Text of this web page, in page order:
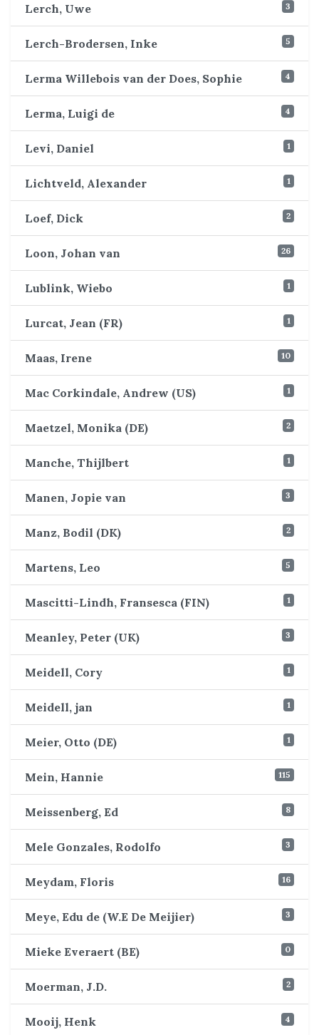
Lerch, Uwe 3
Lerch-Brodersen, Inke 5
Lerma Willebois van der Does, Sophie 4
Lerma, Luigi de 4
Levi, Daniel 1
Lichtveld, Alexander 1
Loef, Dick 2
Loon, Johan van 26
Lublink, Wiebo 1
Lurcat, Jean (FR) 1
Maas, Irene 10
Mac Corkindale, Andrew (US) 1
Maetzel, Monika (DE) 2
Manche, Thijlbert 1
Manen, Jopie van 3
Manz, Bodil (DK) 2
Martens, Leo 5
Mascitti-Lindh, Fransesca (FIN) 1
Meanley, Peter (UK) 3
Meidell, Cory 1
Meidell, jan 1
Meier, Otto (DE) 1
Mein, Hannie 115
Meissenberg, Ed 8
Mele Gonzales, Rodolfo 3
Meydam, Floris 16
Meye, Edu de (W.E De Meijier) 3
Mieke Everaert (BE) 0
Moerman, J.D. 2
Mooij, Henk 4